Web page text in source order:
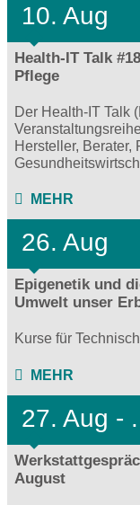
10. Aug
Health-IT Talk
Pflege
Der Health-IT Talk
Hersteller, Berater,
MEHR
26. Aug
Epigenetik und
Umwelt unser
Kurse für
MEHR
27. Aug - .
August